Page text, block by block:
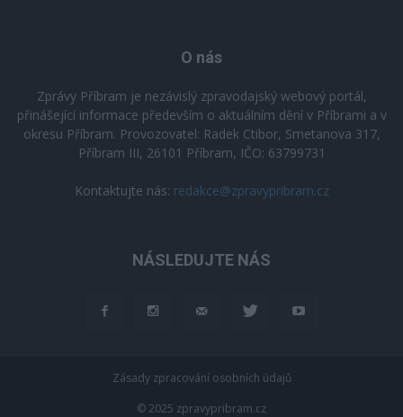
O nás
Zprávy Příbram je nezávislý zpravodajský webový portál,
přinášející informace především o aktuálním dění v Příbrami a v
okresu Příbram. Provozovatel: Radek Ctibor, Smetanova 317,
Příbram III, 26101 Příbram, IČO: 63799731
Kontaktujte nás: redakce@zpravypribram.cz
NÁSLEDUJTE NÁS
Zásady zpracování osobních údajů
© 2025 zpravypribram.cz